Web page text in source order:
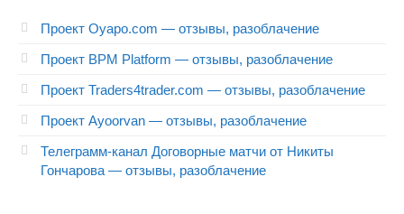
Проект Oyapo.com — отзывы, разоблачение
Проект BPM Platform — отзывы, разоблачение
Проект Traders4trader.com — отзывы, разоблачение
Проект Ayoorvan — отзывы, разоблачение
Телеграмм-канал Договорные матчи от Никиты
Гончарова — отзывы, разоблачение